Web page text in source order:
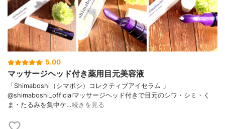
5.00
マッサージヘッド付き薬用目元美容液
「Shimaboshi（シマボシ）コレクティブアイセラム 」
@shimaboshi_officialマッサージヘッド付きで目元のシワ・シミ・く
ま・たるみを集中ケ…続きを見る